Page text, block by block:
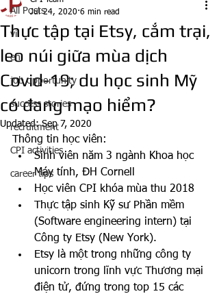
All Posts
vi
en
job opportunity
success stories
recruitment
CPI activities
career tips
Thực tập tại Etsy, cắm trại,
leo núi giữa mùa dịch
Covid-19; du học sinh Mỹ
có đang mạo hiểm?
Jul 24, 2020 6 min read
Updated:Sep 7, 2020
Thông tin học viên:
Sinh viên năm 3 ngành Khoa học
Máy tính, ĐH Cornell
Học viên CPI khóa mùa thu 2018
Thực tập sinh Kỹ sư Phần mềm
(Software engineering intern) tại
Công ty Etsy (New York).
Etsy là một trong những công ty
unicorn trong lĩnh vực Thương mại
điện tử, đứng trong top 15 các